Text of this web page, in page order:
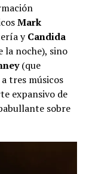
Mark
yCandida
la noche), sino
(que
a tres músicos
expansivo de
sobre